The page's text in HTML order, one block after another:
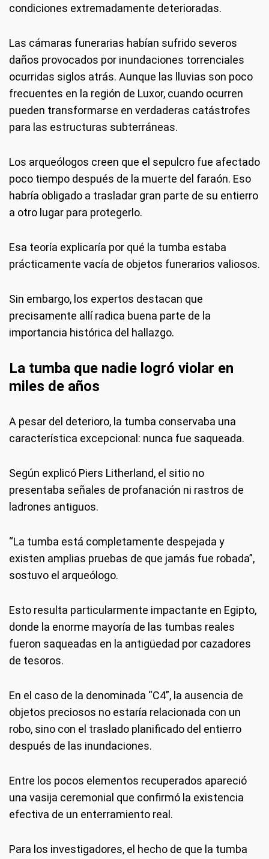
condiciones extremadamente deterioradas.
Las cámaras funerarias habían sufrido severos
daños provocados por inundaciones torrenciales
ocurridas siglos atrás. Aunque las lluvias son poco
frecuentes en la región de Luxor, cuando ocurren
pueden transformarse en verdaderas catástrofes
para las estructuras subterráneas.
Los arqueólogos creen que el sepulcro fue afectado
poco tiempo después de la muerte del faraón. Eso
habría obligado a trasladar gran parte de su entierro
a otro lugar para protegerlo.
Esa teoría explicaría por qué la tumba estaba
prácticamente vacía de objetos funerarios valiosos.
Sin embargo, los expertos destacan que
precisamente allí radica buena parte de la
importancia histórica del hallazgo.
La tumba que nadie logró violar en
miles de años
A pesar del deterioro, la tumba conservaba una
característica excepcional: nunca fue saqueada.
Según explicó Piers Litherland, el sitio no
presentaba señales de profanación ni rastros de
ladrones antiguos.
“La tumba está completamente despejada y
existen amplias pruebas de que jamás fue robada”,
sostuvo el arqueólogo.
Esto resulta particularmente impactante en Egipto,
donde la enorme mayoría de las tumbas reales
fueron saqueadas en la antigüedad por cazadores
de tesoros.
En el caso de la denominada “C4”, la ausencia de
objetos preciosos no estaría relacionada con un
robo, sino con el traslado planificado del entierro
después de las inundaciones.
Entre los pocos elementos recuperados apareció
una vasija ceremonial que confirmó la existencia
efectiva de un enterramiento real.
Para los investigadores, el hecho de que la tumba